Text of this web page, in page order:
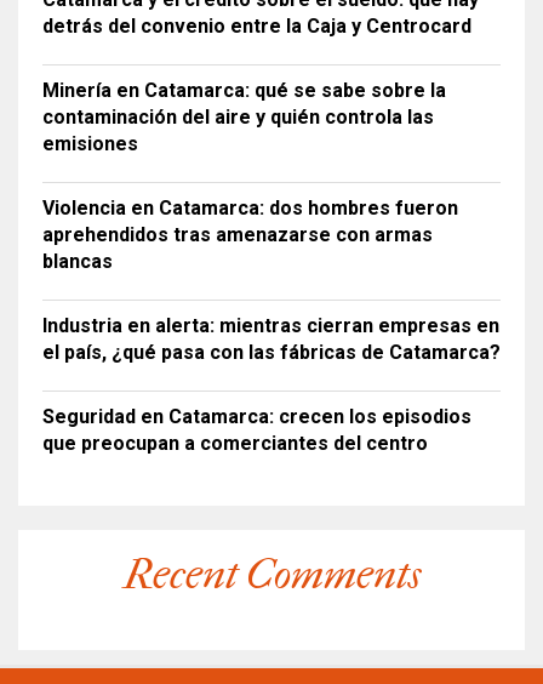
detrás del convenio entre la Caja y Centrocard
Minería en Catamarca: qué se sabe sobre la
contaminación del aire y quién controla las
emisiones
Violencia en Catamarca: dos hombres fueron
aprehendidos tras amenazarse con armas
blancas
Industria en alerta: mientras cierran empresas en
el país, ¿qué pasa con las fábricas de Catamarca?
Seguridad en Catamarca: crecen los episodios
que preocupan a comerciantes del centro
Recent Comments